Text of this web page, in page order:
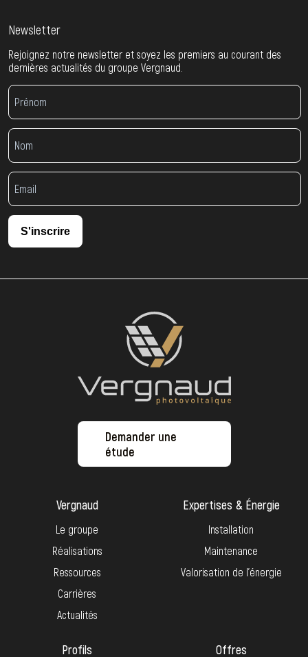
Newsletter
Rejoignez notre newsletter et soyez les premiers au courant des
dernières actualités du groupe Vergnaud.
S'inscrire
Demander une
étude
Vergnaud
Le groupe
Réalisations
Ressources
Carrières
Actualités
Expertises & Énergie
Installation
Maintenance
Valorisation de l’énergie
Profils Offres